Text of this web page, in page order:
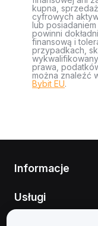
kupna,
cyfrowych
lub
powinni
finansową i
przypadkach,
prawa,
można znaleźć
Bybit EU.
Informacje
Usługi